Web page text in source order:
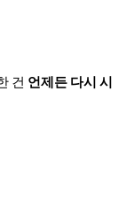
건 언제든 다시 시